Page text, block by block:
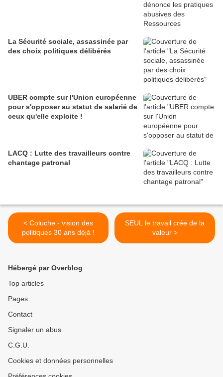
La Sécurité sociale, assassinée par
des choix politiques délibérés
UBER compte sur l'Union européenne
pour s'opposer au statut de salarié de
ceux qu'elle exploite !
LACQ : Lutte des travailleurs contre
chantage patronal
< Coluche - vision des
politiques 30 ans déjà !
SEUL le travail crée de la
valeur >
Hébergé par Overblog
Top articles
Pages
Contact
Signaler un abus
C.G.U.
Cookies et données personnelles